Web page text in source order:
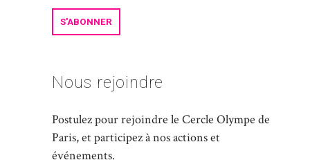
Nous rejoindre
Postulez pour rejoindre le Cercle Olympe de
Paris, et participez à nos actions et
événements.